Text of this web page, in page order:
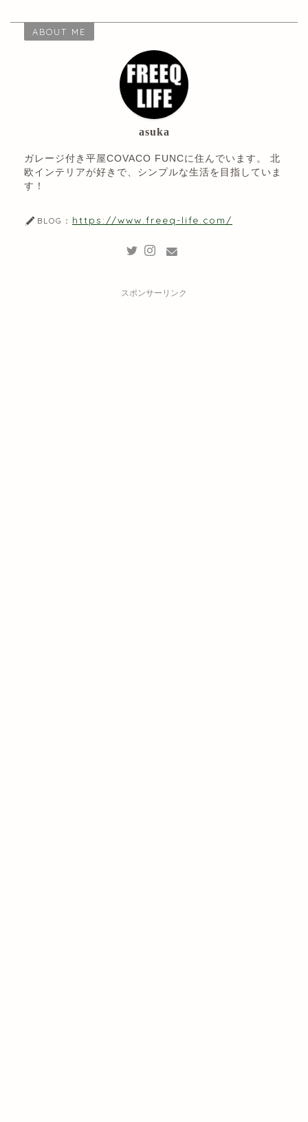
ABOUT ME
asuka
ガレージ付き平屋COVACO FUNCに住んでいます。 北
欧インテリアが好きで、シンプルな生活を目指していま
す！
BLOG： https://www.freeq-life.com/
スポンサーリンク